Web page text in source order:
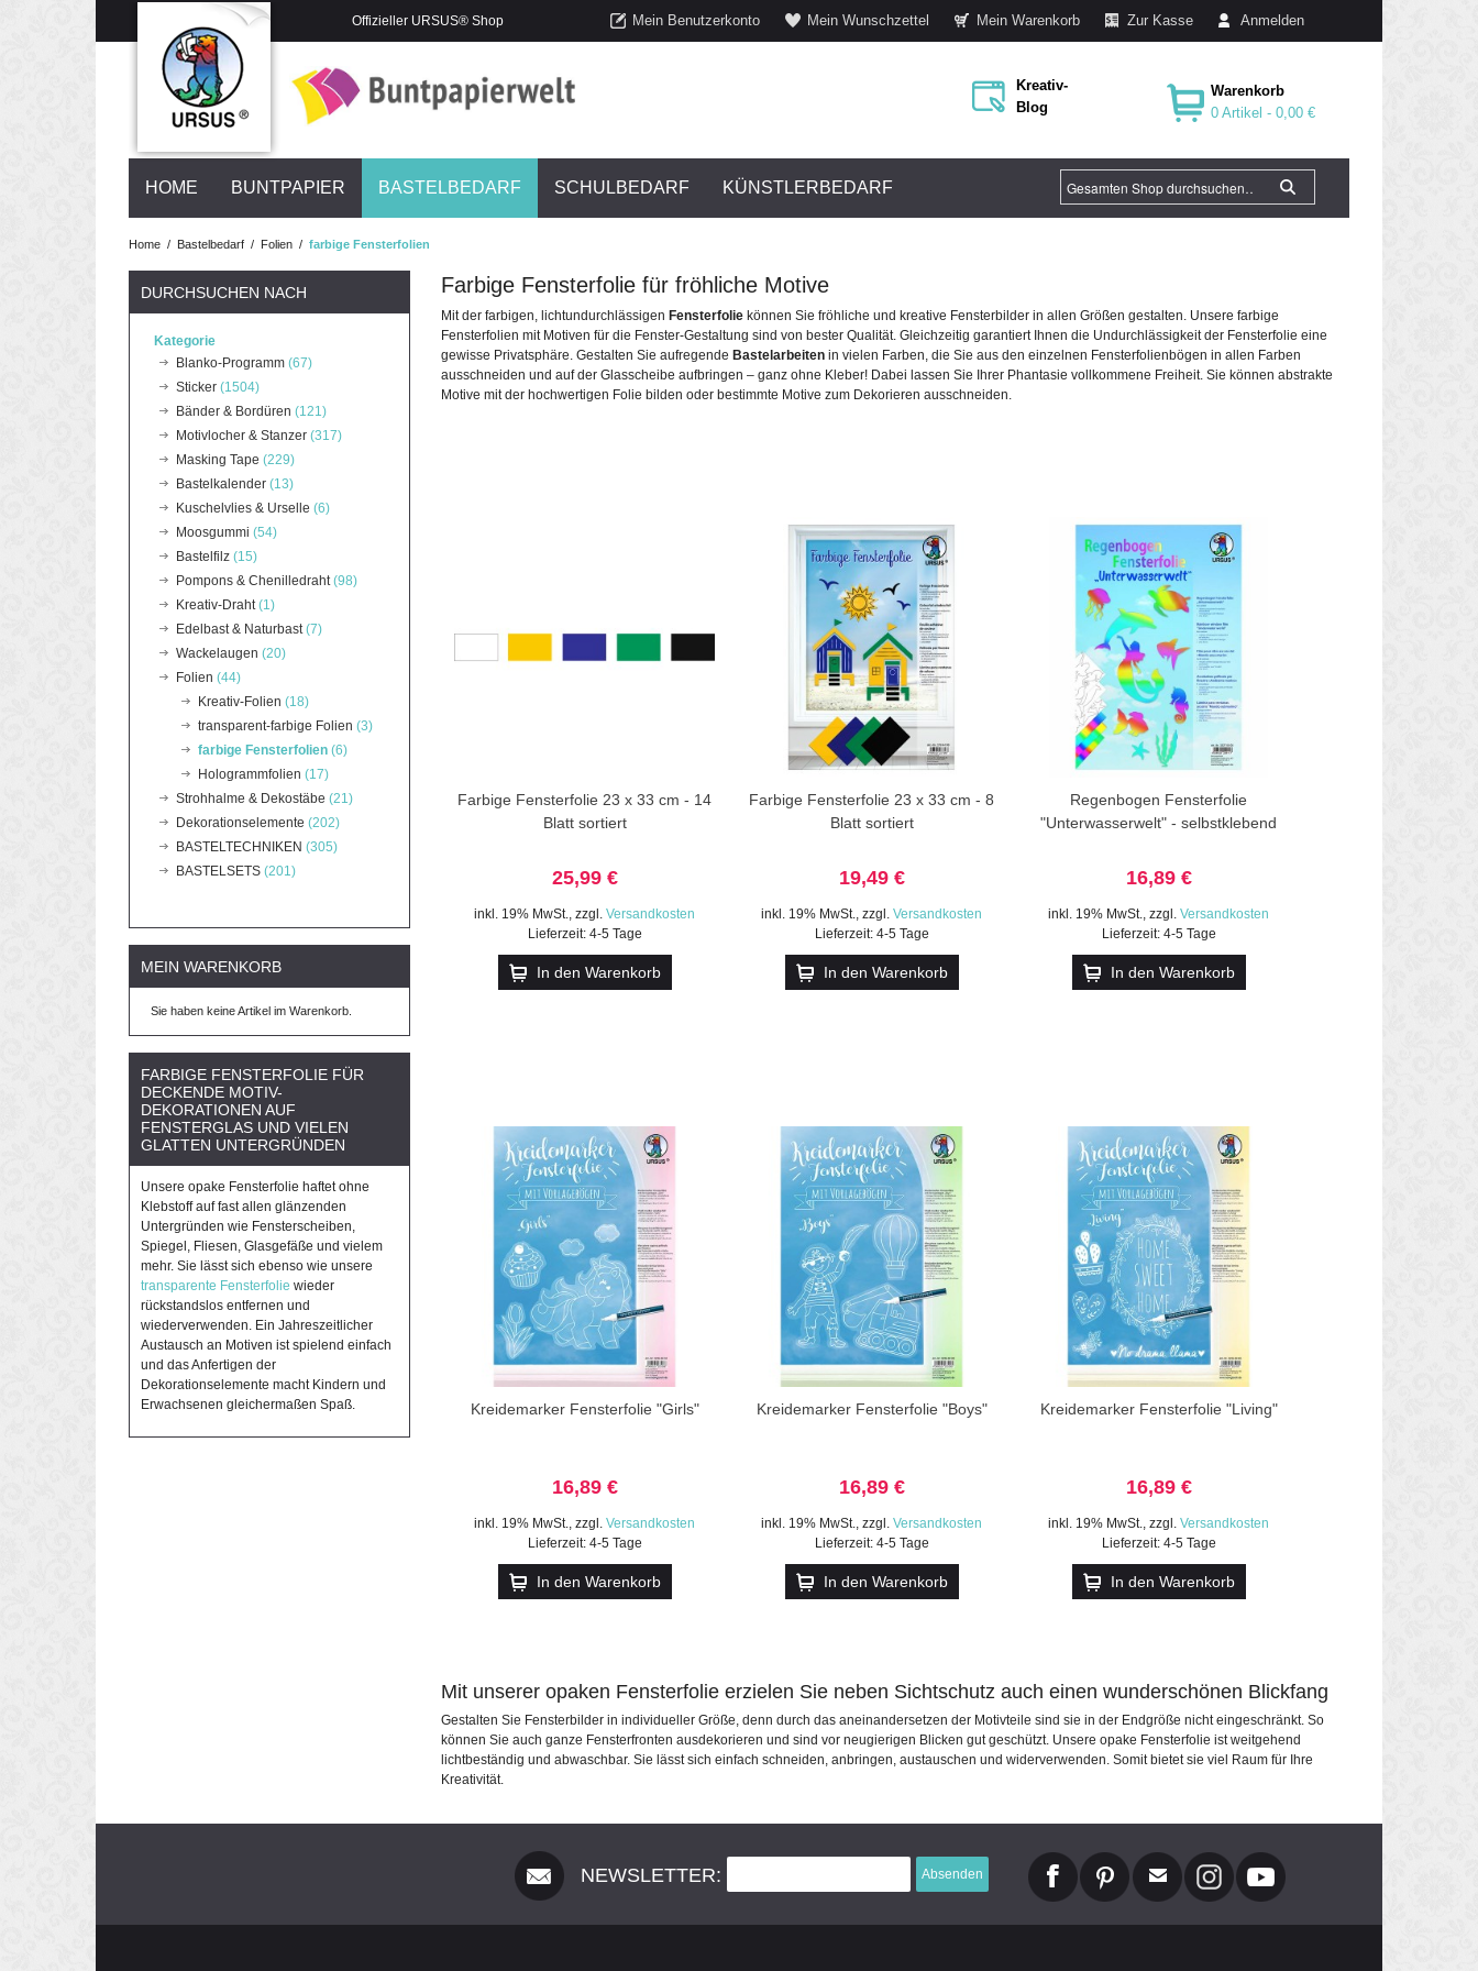
Offizieller URSUS® Shop Mein Benutzerkonto Mein Wunschzettel Mein Warenkorb Zur Kasse Anmelden
Kreativ-
Blog
Warenkorb
0 Artikel -0,00 €
HOME BUNTPAPIER BASTELBEDARF SCHULBEDARF KÜNSTLERBEDARF
Home / Bastelbedarf / Folien / farbige Fensterfolien
DURCHSUCHEN NACH
Kategorie
Blanko-Programm (67)
Sticker (1504)
Bänder & Bordüren (121)
Motivlocher & Stanzer (317)
Masking Tape (229)
Bastelkalender (13)
Kuschelvlies & Urselle (6)
Moosgummi (54)
Bastelfilz (15)
Pompons & Chenilledraht(98)
Kreativ-Draht(1)
Edelbast & Naturbast(7)
Wackelaugen (20)
Folien (44)
Kreativ-Folien (18)
transparent-farbige Folien (3)
farbige Fensterfolien (6)
Hologrammfolien (17)
Strohhalme & Dekostäbe (21)
Dekorationselemente (202)
BASTELTECHNIKEN (305)
BASTELSETS (201)
MEIN WARENKORB
Sie haben keine Artikel im Warenkorb.
FARBIGE FENSTERFOLIE FÜR
DECKENDE MOTIV-
DEKORATIONEN AUF
FENSTERGLAS UND VIELEN
GLATTEN UNTERGRÜNDEN
Unsere opake Fensterfolie haftet ohne
Klebstoff auf fast allen glänzenden
Untergründen wie Fensterscheiben,
Spiegel, Fliesen, Glasgefäße und vielem
mehr. Sie lässt sich ebenso wie unsere
transparente Fensterfolie wieder
rückstandslos entfernen und
wiederverwenden. Ein Jahreszeitlicher
Austausch an Motiven ist spielend einfach
und das Anfertigen der
Dekorationselemente macht Kindern und
Erwachsenen gleichermaßen Spaß.
Farbige Fensterfolie für fröhliche Motive
Mit der farbigen, lichtundurchlässigen Fensterfolie können Sie fröhliche und kreative Fensterbilder in allen Größen gestalten. Unsere farbige
Fensterfolien mit Motiven für die Fenster-Gestaltung sind von bester Qualität. Gleichzeitig garantiert Ihnen die Undurchlässigkeit der Fensterfolie eine
gewisse Privatsphäre. Gestalten Sie aufregende Bastelarbeiten in vielen Farben, die Sie aus den einzelnen Fensterfolienbögen in allen Farben
ausschneiden und auf der Glasscheibe aufbringen – ganz ohne Kleber! Dabei lassen Sie Ihrer Phantasie vollkommene Freiheit. Sie können abstrakte
Motive mit der hochwertigen Folie bilden oder bestimmte Motive zum Dekorieren ausschneiden.
Farbige Fensterfolie 23 x 33 cm - 14
Blatt sortiert
25,99 €
inkl. 19% MwSt.,zzgl.Versandkosten
Lieferzeit: 4-5 Tage
In den Warenkorb
Farbige Fensterfolie 23 x 33 cm - 8
Blatt sortiert
19,49 €
inkl. 19% MwSt.,zzgl.Versandkosten
Lieferzeit: 4-5 Tage
In den Warenkorb
Regenbogen Fensterfolie
"Unterwasserwelt" - selbstklebend
16,89 €
inkl. 19% MwSt.,zzgl.Versandkosten
Lieferzeit: 4-5 Tage
In den Warenkorb
Kreidemarker Fensterfolie "Girls"
16,89 €
inkl. 19% MwSt.,zzgl.Versandkosten
Lieferzeit: 4-5 Tage
In den Warenkorb
Kreidemarker Fensterfolie "Boys"
16,89 €
inkl. 19% MwSt.,zzgl.Versandkosten
Lieferzeit: 4-5 Tage
In den Warenkorb
Kreidemarker Fensterfolie "Living"
16,89 €
inkl. 19% MwSt.,zzgl.Versandkosten
Lieferzeit: 4-5 Tage
In den Warenkorb
Mit unserer opaken Fensterfolie erzielen Sie neben Sichtschutz auch einen wunderschönen Blickfang
Gestalten Sie Fensterbilder in individueller Größe, denn durch das aneinandersetzen der Motivteile sind sie in der Endgröße nicht eingeschränkt. So
können Sie auch ganze Fensterfronten ausdekorieren und sind vor neugierigen Blicken gut geschützt. Unsere opake Fensterfolie ist weitgehend
lichtbeständig und abwaschbar. Sie lässt sich einfach schneiden, anbringen, austauschen und widerverwenden. Somit bietet sie viel Raum für Ihre
Kreativität.
NEWSLETTER: Absenden